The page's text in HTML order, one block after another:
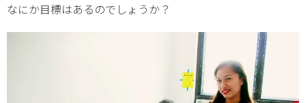
なにか目標はあるのでしょうか？